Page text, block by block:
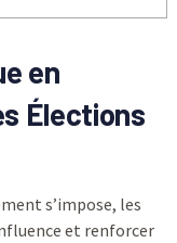
en
Élections
s’impose, les
et renforcer